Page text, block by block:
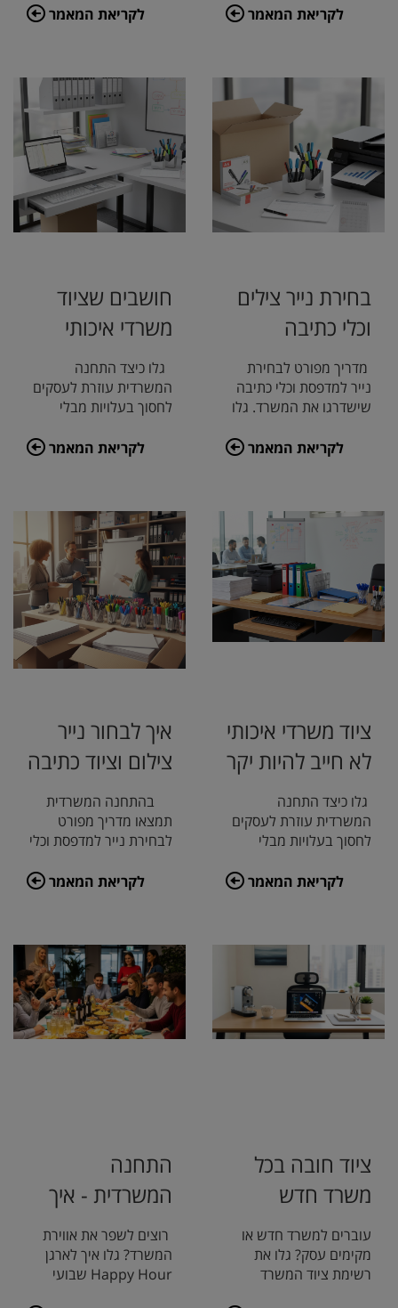
וכלי כתיב
לקריאת המאמר
ופתרונות תיו
לקריאת המאמר
חושבים שציוד
משרדי איכותי
חייב להיות יקר?
גלו כיצד התחנה
המשרדית עוזרת לעסקים
לחסוך בעלויות מבלי
צילום בזול ופתרונות
לקריאת המאמר
בחירת נייר צילים
וכלי כתיבה
מדריך מפורט לבחירת
נייר למדפסת וכלי כתיבה
שישדרגו את המשרד. גלו
לקריאת המאמר
איך לבחור נייר
צילום וציוד כתיבה
שישדרגו את
המשרד
בהתחנה המשרדית
תמצאו מדריך מפורט
לבחירת נייר למדפסת וכלי
המשרד. גלו איך לחסוך
לקריאת המאמר
ציוד משרדי איכותי
לא חייב להיות יקר
גלו כיצד התחנה
המשרדית עוזרת לעסקים
לחסוך בעלויות מבלי
צילום בזול ופתרונות ת
לקריאת המאמר
התחנה
המשרדית - איך
לארגן Happy
Hour במשרד?
רוצים לשפר את אווירת
המשרד? גלו איך לארגן
Happy Hour שבועי
ציוד חובה בכל
משרד חדש
עוברים למשרד חדש או
מקימים עסק? גלו את
רשימת ציוד המשרד